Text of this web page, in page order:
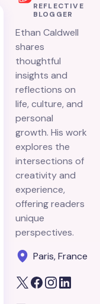
REFLECTIVE
BLOGGER
Ethan Caldwell
shares
thoughtful
insights and
reflections on
life, culture, and
personal
growth. His work
explores the
intersections of
creativity and
experience,
offering readers
unique
perspectives.
Paris, France